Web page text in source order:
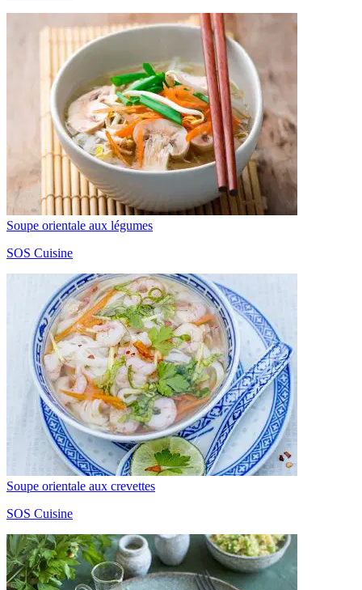
Soupe orientale aux légumes
SOS Cuisine
Soupe orientale aux crevettes
SOS Cuisine